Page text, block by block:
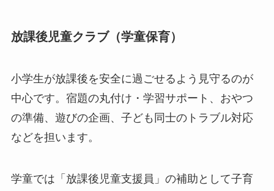
放課後児童クラブ（学童保育）
小学生が放課後を安全に過ごせるよう見守るのが
中心です。宿題の丸付け・学習サポート、おやつ
の準備、遊びの企画、子ども同士のトラブル対応
などを担います。
学童では「放課後児童支援員」の補助として子育